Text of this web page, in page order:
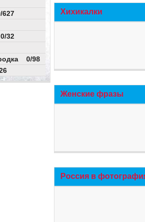
32
0/98
Хихикалки
Женские фразы
Россия в